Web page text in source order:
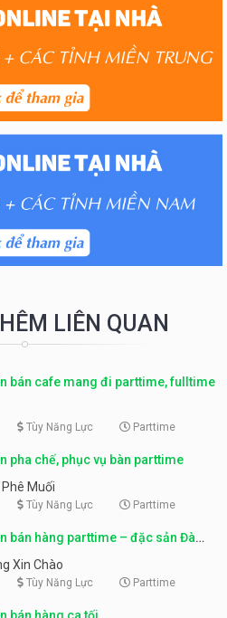
LIÊN QUAN
bán cafe mang đi parttime, fulltime
Tùy Năng Lực Parttime
pha chế, phục vụ bàn parttime
Phê Muối
Tùy Năng Lực Parttime
bán hàng parttime – đặc sản Đà
Xin Chào
Tùy Năng Lực Parttime
bán hàng ca tối